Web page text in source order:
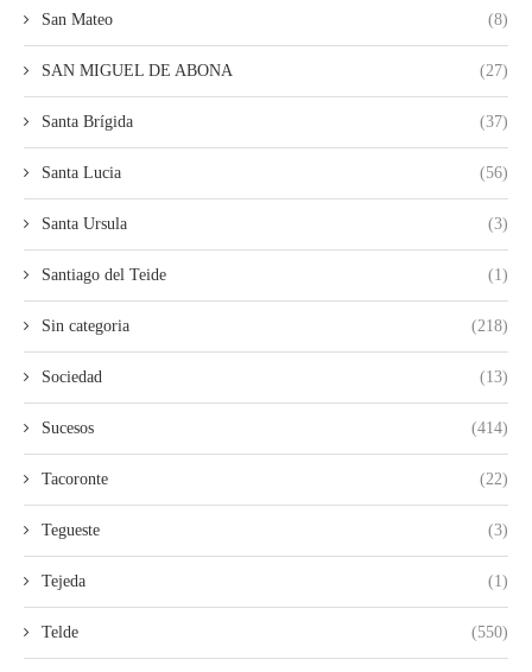
San Mateo (8)
SAN MIGUEL DE ABONA (27)
Santa Brígida (37)
Santa Lucia (56)
Santa Ursula (3)
Santiago del Teide (1)
Sin categoria (218)
Sociedad (13)
Sucesos (414)
Tacoronte (22)
Tegueste (3)
Tejeda (1)
Telde (550)